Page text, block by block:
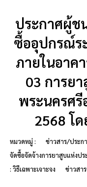
ประกาศผู้ช
ซื้ออุปกรณ์ร
ภายในอาค
03 การย
พระนครศ
2568 โด
หมวดหมู่ :
ข่าวสาร/ประก
จัดซื้อจัดจ้างการยาสูบแห่งปร
: วิธีเฉพาะเจาะจง
ข่าวสา